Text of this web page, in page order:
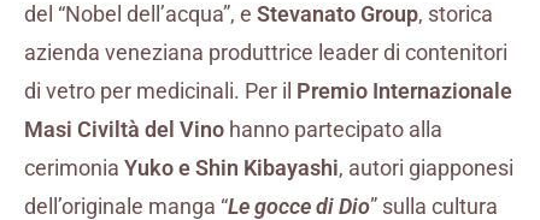
del “Nobel dell’acqua”, e Stevanato Group, storica
azienda veneziana produttrice leader di contenitori
di vetro per medicinali. Per il Premio Internazionale
Masi Civiltà del Vino hanno partecipato alla
cerimonia Yuko e Shin Kibayashi, autori giapponesi
dell’originale manga “Le gocce di Dio” sulla cultura